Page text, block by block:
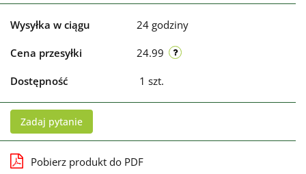
Wysyłka w ciągu 24 godziny
Cena przesyłki 24.99
Dostępność 1 szt.
Zadaj pytanie
Pobierz produkt do PDF